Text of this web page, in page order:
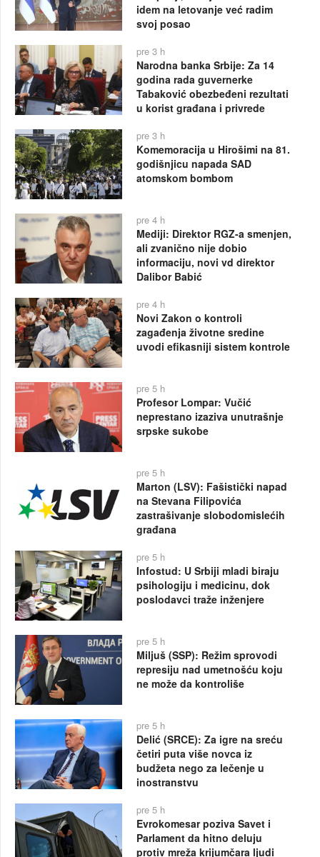
idem na letovanje već radim
svoj posao
pre 3 h
Narodna banka Srbije: Za 14
godina rada guvernerke
Tabaković obezbeđeni rezultati
u korist građana i privrede
pre 3 h
Komemoracija u Hirošimi na 81.
godišnjicu napada SAD
atomskom bombom
pre 4 h
Mediji: Direktor RGZ-a smenjen,
ali zvanično nije dobio
informaciju, novi vd direktor
Dalibor Babić
pre 4 h
Novi Zakon o kontroli
zagađenja životne sredine
uvodi efikasniji sistem kontrole
pre 5 h
Profesor Lompar: Vučić
neprestano izaziva unutrašnje
srpske sukobe
pre 5 h
Marton (LSV): Fašistički napad
na Stevana Filipovića
zastrašivanje slobodomislećih
građana
pre 5 h
Infostud: U Srbiji mladi biraju
psihologiju i medicinu, dok
poslodavci traže inženjere
pre 5 h
Miljuš (SSP): Režim sprovodi
represiju nad umetnošću koju
ne može da kontroliše
pre 5 h
Delić (SRCE): Za igre na sreću
četiri puta više novca iz
budžeta nego za lečenje u
inostranstvu
pre 5 h
Evrokomesar poziva Savet i
Parlament da hitno deluju
protiv mreža krijumčara ljudi